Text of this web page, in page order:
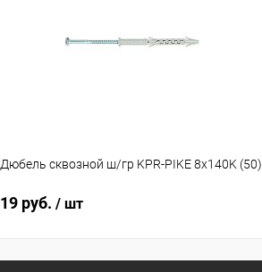
Дюбель сквозной ш/гр KPR-PIKE 8х140K (50)
19 руб. / шт